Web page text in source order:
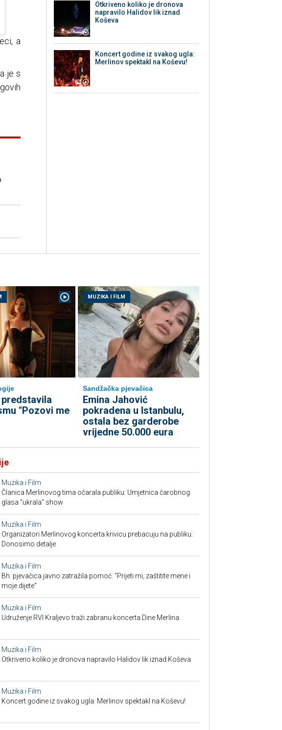
a
je s
Otkriveno koliko je dronova
napravilo Halidov lik iznad
Koševa
Koncert godine iz svakog ugla:
Merlinov spektakl na Koševu!
"Pozovi me
MUZIKA I FILM
Sandžačka pjevačica
Emina Jahović
pokradena u Istanbulu,
ostala bez garderobe
vrijedne 50.000 eura
Muzika i Film
Članica Merlinovog tima očarala publiku: Umjetnica čarobnog
glasa "ukrala" show
Muzika i Film
Organizatori Merlinovog koncerta krivicu prebacuju na publiku:
Donosimo detalje
Muzika i Film
Bh. pjevačica javno zatražila pomoć: "Prijeti mi, zaštitite mene i
moje dijete"
Muzika i Film
Udruženje RVI Kraljevo traži zabranu koncerta Dine Merlina
Muzika i Film
Otkriveno koliko je dronova napravilo Halidov lik iznad Koševa
Muzika i Film
Koncert godine iz svakog ugla: Merlinov spektakl na Koševu!